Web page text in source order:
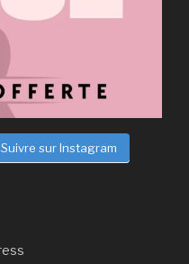
Suivre sur Instagram